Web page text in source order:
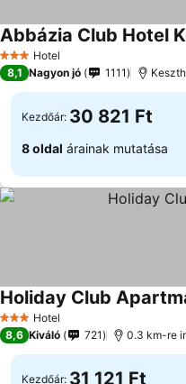
3 Kategória
Hotel
Abbázia Club Hotel
8,1 Nagyon jó 1111
Kezdőár: 30 821 Ft
8 oldal árainak mutatása
3 Kategória
Hotel
Holiday Club
8,6 Kiváló 721 0.3 km-re
Kezdőár: 31 121 Ft